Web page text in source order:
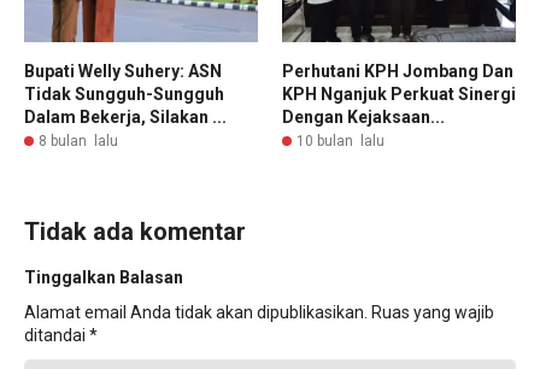
Bupati Welly Suhery: ASN
Tidak Sungguh-Sungguh
Dalam Bekerja, Silakan ...
8 bulan lalu
Perhutani KPH Jombang Dan
KPH Nganjuk Perkuat Sinergi
Dengan Kejaksaan...
10 bulan lalu
Tidak ada komentar
Tinggalkan Balasan
Alamat email Anda tidak akan dipublikasikan. Ruas yang wajib
ditandai *